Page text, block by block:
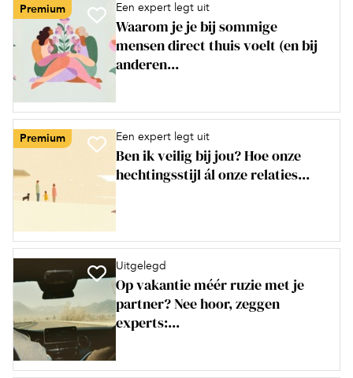
Premium Een expert legt uit
Waarom je je bij sommige
mensen direct thuis voelt (en bij
anderen...
Premium Een expert legt uit
Ben ik veilig bij jou? Hoe onze
hechtingsstijl ál onze relaties...
Uitgelegd
Op vakantie méér ruzie met je
partner? Nee hoor, zeggen
experts:...